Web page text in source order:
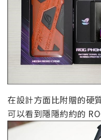
在設計方面比附贈的硬
可以看到隱隱約約的